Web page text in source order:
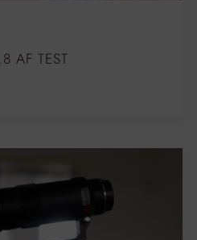
AF TEST